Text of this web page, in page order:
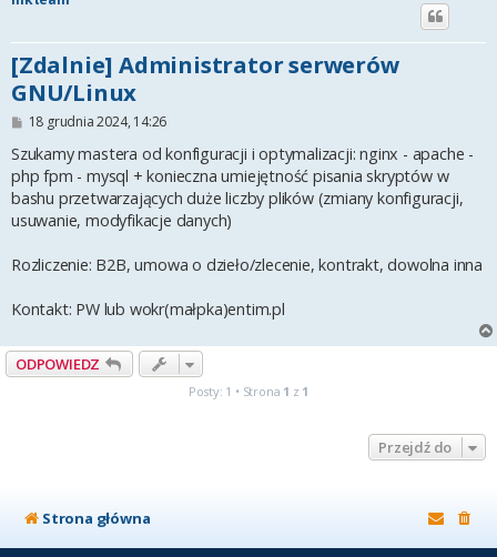
[Zdalnie] Administrator serwerów
GNU/Linux
P
s
18 grudnia 2024, 14:26
Szukamy mastera od konfiguracji i optymalizacji: nginx - apache -
php fpm - mysql + konieczna umiejętność pisania skryptów w
bashu przetwarzających duże liczby plików (zmiany konfiguracji,
usuwanie, modyfikacje danych)
Rozliczenie: B2B, umowa o dzieło/zlecenie, kontrakt, dowolna inna
Kontakt: PW lub wokr(małpka)entim.pl
ODPOWIEDZ
Posty: 1 • Strona 1 z 1
Przejdź do
Strona główna